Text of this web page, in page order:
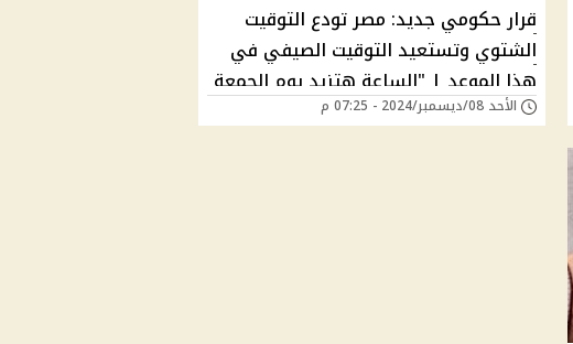
قرار حكومي جديد: مصر تودع التوقيت
الشتوي وتستعيد التوقيت الصيفي في
هذا الموعد | "الساعة هتزيد يوم الجمعة
60 دقيقة" الأحد 08/ديسمبر/2024 - 07:25 م